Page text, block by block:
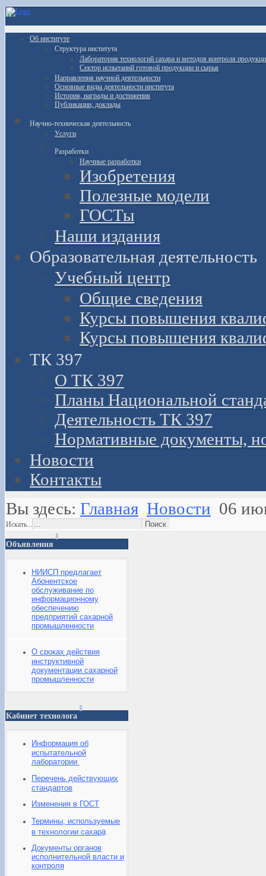
Об институте
Структура института
Лаборатория технологий сахара и методов контроля
Сектор испытаний готовой продукции и сырья
Направления научной деятельности
Основные виды деятельности института
История, награды и достижения
Публикации, доклады
Научно-техническая деятельность
Услуги
Разработки
Научные разработки
Изобретения
Полезные модели
ГОСТы
Наши издания
Образовательная деятельность
Учебный центр
Общие сведения
Курсы повышения
Курсы повышения
ТК 397
О ТК 397
Планы Национальной
Деятельность ТК 397
Нормативные документы,
Новости
Контакты
Вы здесь: Главная Новости 06
Искать...
Объявления
НИИСП предлагает
Абонентское
обслуживание по
информационному
обеспечению
предприятий сахарной
промышленности
О сроках действия
инструктивной
документации сахарной
промышленности
Кабинет технолога
Информация об
испытательной
лаборатории
Перечень действующих
стандартов
Изменения в ГОСТ
Термины, используемые
в технологии сахара
Документы органов
исполнительной власти и
контроля